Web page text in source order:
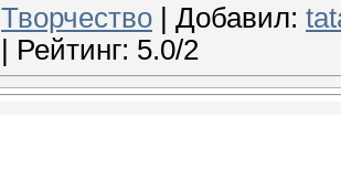
Творчество | Добавил:
| Рейтинг: 5.0/2